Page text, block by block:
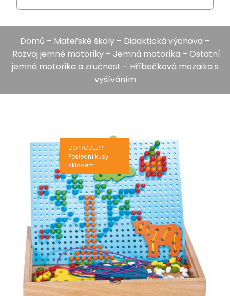
Domů – Mateřské školy – Didaktická výchova –
Rozvoj jemné motoriky– Jemná motorika – Ostatní
jemná motorika a zručnost – Hříbečková mozaika s
vyšíváním
DOPRODEJ!!!
Poslední kusy
skladem